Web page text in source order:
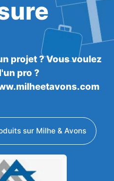
projet ? Vous voulez
pro ?
sur Milhe & Avons